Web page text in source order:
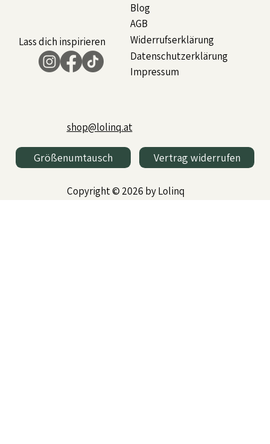
shop@lolinq.at
Größenumtausch Vertrag widerrufen
Copyright © 2026 by Lolinq
Blog
AGB
Widerrufserklärung
Datenschutzerklärung
Impressum
Lass dich inspirieren